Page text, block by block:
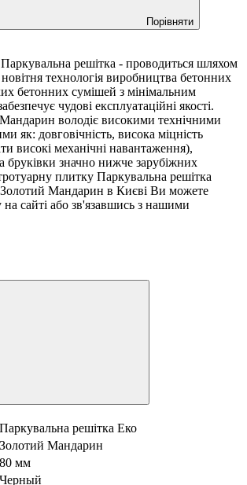
Порівняти
решітка - проводиться шляхом
технологія виробництва бетонних
бетонних сумішей з мінімальним
чудові експлуатаційні якості.
володіє високими технічними
як: довговічність, висока міцність
високі механічні навантаження),
бруківки значно нижче зарубіжних
плитку Паркувальна решітка
Мандарин в Києві Ви можете
сайті або зв'язавшись з нашими
Паркувальна решітка Еко
Золотий Мандарин
80 мм
Черный